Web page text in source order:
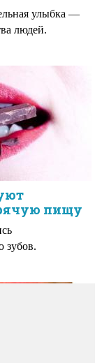
улыбка —
людей.
пищу
зубов.